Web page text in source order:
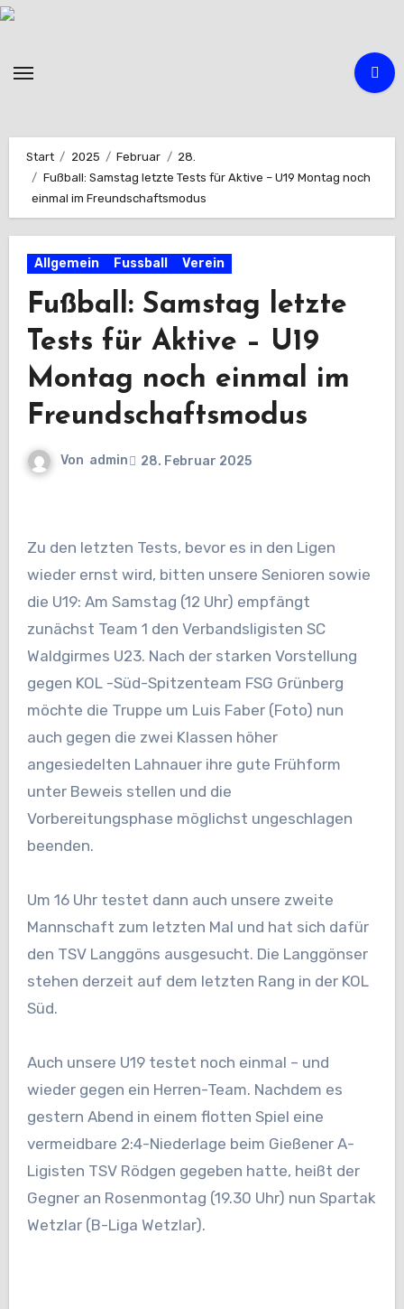
Zum
Start 2025 Februar
28.
Fußball: Samstag letzte Tests für Aktive – U19 Montag noch
einmal im Freundschaftsmodus
Allgemein Fussball Verein
Fußball: Samstag letzte
Tests für Aktive – U19
Montag noch einmal im
Freundschaftsmodus
Von admin 28. Februar 2025
Zu den letzten Tests, bevor es in den Ligen
wieder ernst wird, bitten unsere Senioren sowie
die U19: Am Samstag (12 Uhr) empfängt
zunächst Team 1 den Verbandsligisten SC
Waldgirmes U23. Nach der starken Vorstellung
gegen KOL -Süd-Spitzenteam FSG Grünberg
möchte die Truppe um Luis Faber (Foto) nun
auch gegen die zwei Klassen höher
angesiedelten Lahnauer ihre gute Frühform
unter Beweis stellen und die
Vorbereitungsphase möglichst ungeschlagen
beenden.
Um 16 Uhr testet dann auch unsere zweite
Mannschaft zum letzten Mal und hat sich dafür
den TSV Langgöns ausgesucht. Die Langgönser
stehen derzeit auf dem letzten Rang in der KOL
Süd.
Auch unsere U19 testet noch einmal – und
wieder gegen ein Herren-Team. Nachdem es
gestern Abend in einem flotten Spiel eine
vermeidbare 2:4-Niederlage beim Gießener A-
Ligisten TSV Rödgen gegeben hatte, heißt der
Gegner an Rosenmontag (19.30 Uhr) nun Spartak
Wetzlar (B-Liga Wetzlar).